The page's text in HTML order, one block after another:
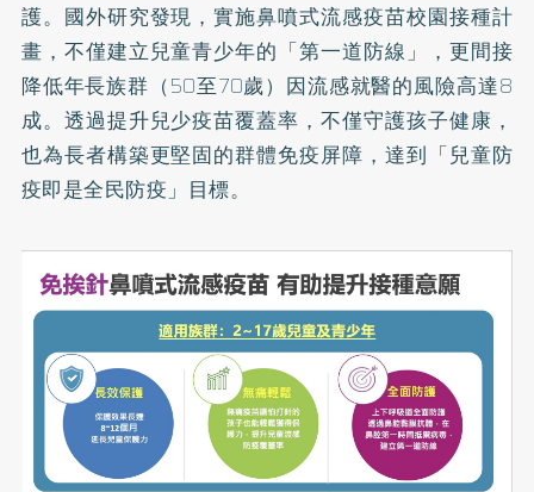
護。國外研究發現，實施鼻噴式流感疫苗校園接種計
畫，不僅建立兒童青少年的「第一道防線」，更間接
降低年長族群（50至70歲）因流感就醫的風險高達8
成。透過提升兒少疫苗覆蓋率，不僅守護孩子健康，
也為長者構築更堅固的群體免疫屏障，達到「兒童防
疫即是全民防疫」目標。